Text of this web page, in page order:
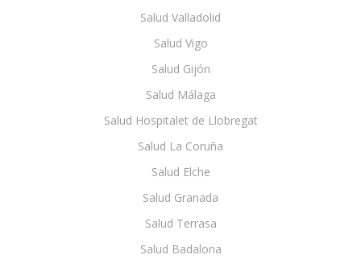
Salud Valladolid
Salud Vigo
Salud Gijón
Salud Málaga
Salud Hospitalet de Llobregat
Salud La Coruña
Salud Elche
Salud Granada
Salud Terrasa
Salud Badalona